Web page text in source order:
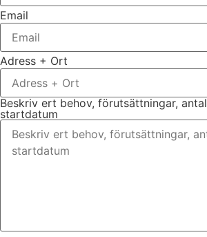
Email
Adress + Ort
Beskriv ert behov, förutsättningar,
startdatum